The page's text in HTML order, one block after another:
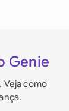
Genie
. Veja como